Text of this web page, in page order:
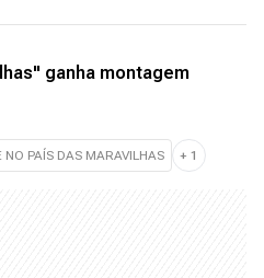
ganha montagem
NO PAÍS DAS MARAVILHAS + 1